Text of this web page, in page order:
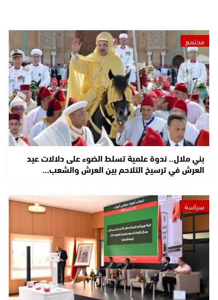
مجتمع
بني ملال.. ندوة علمية تسلط الضوء على دلالات عيد
العرش في ترسيخ التلاحم بين العرش والشعب…
سياسة